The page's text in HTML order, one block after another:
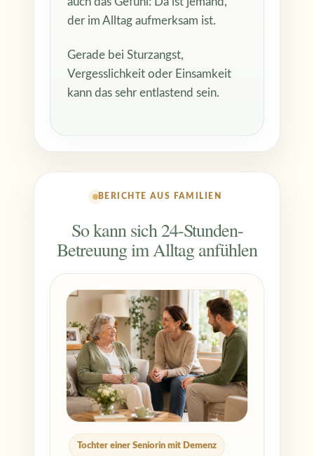
der im Alltag aufmerksam ist.
Gerade bei Sturzangst,
Vergesslichkeit oder Einsamkeit
kann das sehr entlastend sein.
BERICHTE AUS FAMILIEN
So kann sich 24-Stunden-
Betreuung im Alltag anfühlen
Tochter einer Seniorin mit Demenz